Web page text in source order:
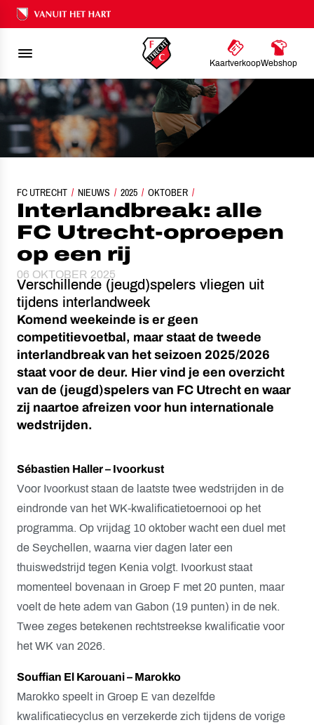
Ons nalatenschap
KaartverkoopWebshop
FC UTRECHT NIEUWS 2025 OKTOBER
INTERLANDBREAK: ALLE FC UTRECHT-OPROEPEN OP EEN RIJ
Interlandbreak: alle
FC Utrecht-oproepen
op een rij
06 OKTOBER 2025
Verschillende (jeugd)spelers vliegen uit
tijdens interlandweek
Komend weekeinde is er geen
competitievoetbal, maar staat de tweede
interlandbreak van het seizoen 2025/2026
staat voor de deur. Hier vind je een overzicht
van de (jeugd)spelers van FC Utrecht en waar
zij naartoe afreizen voor hun internationale
wedstrijden.
Sébastien Haller – Ivoorkust
Voor Ivoorkust staan de laatste twee wedstrijden in de
eindronde van het WK-kwalificatietoernooi op het
programma. Op vrijdag 10 oktober wacht een duel met
de Seychellen, waarna vier dagen later een
thuiswedstrijd tegen Kenia volgt. Ivoorkust staat
momenteel bovenaan in Groep F met 20 punten, maar
voelt de hete adem van Gabon (19 punten) in de nek.
Twee zeges betekenen rechtstreekse kwalificatie voor
het WK van 2026.
Souffian El Karouani – Marokko
Marokko speelt in Groep E van dezelfde
kwalificatiecyclus en verzekerde zich tijdens de vorige